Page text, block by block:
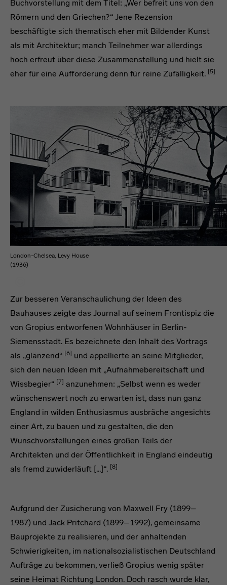
Buchvorstellung mit dem Titel: „Wer befreit uns von den
Römern und den Griechen?“ Jene Rezension
beschäftigte sich thematisch eher mit Bildender Kunst
als mit Architektur; manch Teilnehmer war allerdings
hoch erfreut über diese Zusammenstellung und hielt sie
eher für eine Aufforderung denn für reine Zufälligkeit. [5]
Zur besseren Veranschaulichung der Ideen des
Bauhauses zeigte das Journal auf seinem Frontispiz die
von Gropius entworfenen Wohnhäuser in Berlin-
Siemensstadt. Es bezeichnete den Inhalt des Vortrags
als „glänzend“ [6] und appellierte an seine Mitglieder,
sich den neuen Ideen mit „Aufnahmebereitschaft und
Wissbegier“ [7] anzunehmen: „Selbst wenn es weder
wünschenswert noch zu erwarten ist, dass nun ganz
England in wilden Enthusiasmus ausbräche angesichts
einer Art, zu bauen und zu gestalten, die den
Wunschvorstellungen eines großen Teils der
Architekten und der Öffentlichkeit in England eindeutig
als fremd zuwiderläuft [...]“. [8]
London-Chelsea, Levy House
(1936)
headline
Aufgrund der Zusicherung von Maxwell Fry (1899–
1987) und Jack Pritchard (1899–1992), gemeinsame
Bauprojekte zu realisieren, und der anhaltenden
Schwierigkeiten, im nationalsozialistischen Deutschland
Aufträge zu bekommen, verließ Gropius wenig später
seine Heimat Richtung London. Doch rasch wurde klar,